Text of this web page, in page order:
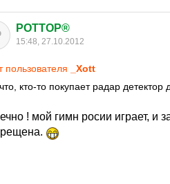
POTTOP®
15:48, 27.10.2012
пользователя
_Xott
кто-то покупает радар
! мой гимн росии играет, и